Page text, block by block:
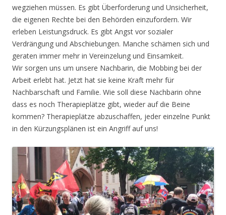
wegziehen müssen. Es gibt Überforderung und Unsicherheit,
die eigenen Rechte bei den Behörden einzufordern. Wir
erleben Leistungsdruck. Es gibt Angst vor sozialer
Verdrängung und Abschiebungen. Manche schämen sich und
geraten immer mehr in Vereinzelung und Einsamkeit.
Wir sorgen uns um unsere Nachbarin, die Mobbing bei der
Arbeit erlebt hat. Jetzt hat sie keine Kraft mehr für
Nachbarschaft und Familie. Wie soll diese Nachbarin ohne
dass es noch Therapieplätze gibt, wieder auf die Beine
kommen? Therapieplätze abzuschaffen, jeder einzelne Punkt
in den Kürzungsplänen ist ein Angriff auf uns!